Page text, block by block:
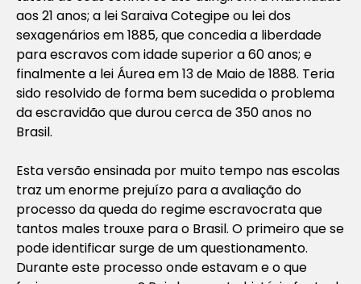
aos 21 anos; a lei Saraiva Cotegipe ou lei dos
sexagenários em 1885, que concedia a liberdade
para escravos com idade superior a 60 anos; e
finalmente a lei Áurea em 13 de Maio de 1888. Teria
sido resolvido de forma bem sucedida o problema
da escravidão que durou cerca de 350 anos no
Brasil.
Esta versão ensinada por muito tempo nas escolas
traz um enorme prejuízo para a avaliação do
processo da queda do regime escravocrata que
tantos males trouxe para o Brasil. O primeiro que se
pode identificar surge de um questionamento.
Durante este processo onde estavam e o que